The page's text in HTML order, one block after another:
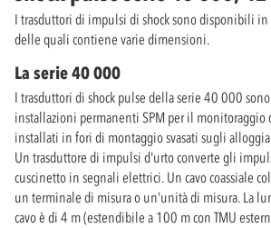
I trasduttori di impulsi di shock sono disponibili
delle quali contiene varie dimensioni.
La serie 40 000
I trasduttori di shock pulse della serie 40 000
installazioni permanenti SPM per il monitoraggio
installati in fori di montaggio svasati sugli
Un trasduttore di impulsi d'urto converte gli
cuscinetto in segnali elettrici. Un cavo coassiale
un terminale di misura o un'unità di misura. La
cavo è di 4 m (estendibile a 100 m con TMU